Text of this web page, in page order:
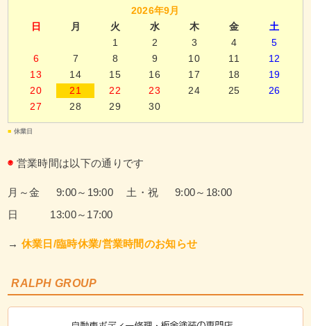
2026年9月
日
月 火 水 木 金
土
1
2 3 4
5
6
7 8 9 10 11
12
13
14 15 16 17 18
19
20
21 22 23 24 25
26
27
28 29 30
■ 休業日
◉ 営業時間は以下の通りです
月～金 9:00～19:00
土・祝 9:00～18:00
日 13:00～17:00
→ 休業日/臨時休業/営業時間のお知らせ
RALPH GROUP